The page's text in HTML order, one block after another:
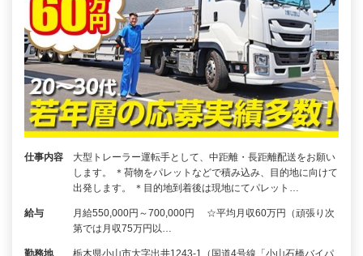
仕事内容
大型トレーラー運転手として、中距離・長距離配送をお願い
します。 ＊荷物をパレットなどで積み込み、目的地に向けて
出発します。 ＊目的地到着後は現地にてパレット…
給与
月給550,000円～700,000円 ☆平均月収60万円（頑張り次
第では月収75万円以…